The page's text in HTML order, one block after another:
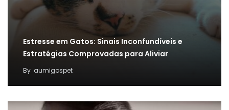
Estresse em Gatos: Sinais Inconfundíveis e
Estratégias Comprovadas para Aliviar
By aumigospet